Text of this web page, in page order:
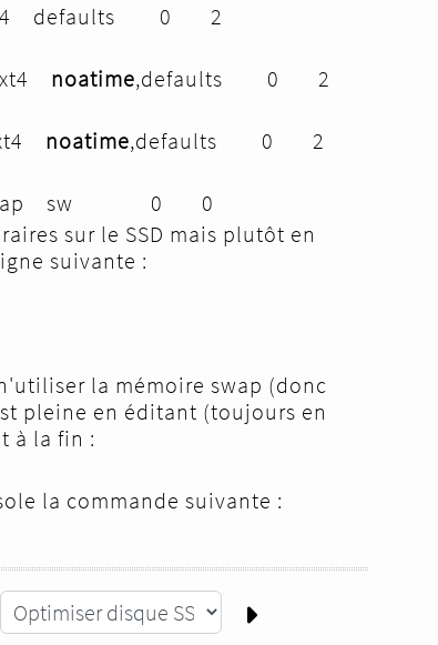
ext4 defaults 0 2
noatime,defaults 0 2
noatime,defaults 0 2
swap sw 0 0
sur le SSD mais plutôt en
suivante :
la mémoire swap (donc
pleine en éditant (toujours en
à la fin :
la commande suivante :